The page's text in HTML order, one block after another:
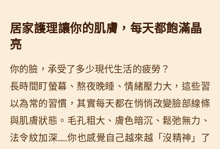
居家護理讓你的肌膚，每天都飽滿晶
亮
你的臉，承受了多少現代生活的疲勞？
長時間盯螢幕、熬夜晚睡、情緒壓力大，這些習
以為常的習慣，其實每天都在悄悄改變臉部線條
與肌膚狀態。毛孔粗大、膚色暗沉、鬆弛無力、
法令紋加深……你也感覺自己越來越「沒精神」了